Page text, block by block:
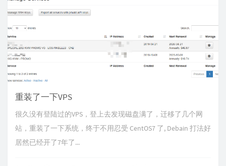
重装了一下VPS
很久没有登陆过的VPS，登上去发现磁盘满了，迁移了几个网
站，重装了一下系统，终于不用忍受 CentOS7 了, Debain 打法好
居然已经开了7年了...